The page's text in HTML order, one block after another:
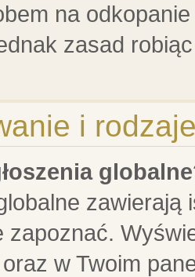
na
zasad
i
zapoznać.
w Twoim